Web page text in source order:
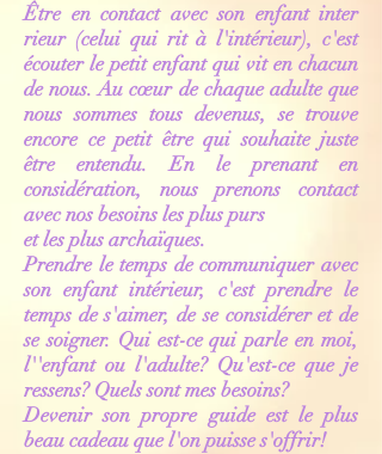
Être en contact avec son enfant inter
rieur (celui qui rit à l'intérieur), c'est
écouter le petit enfant qui vit en chacun
de nous. Aucœurde chaque adulte que
nous sommes tous devenus, se trouve
encore ce petit être qui souhaite juste
être entendu.En le prenant en
considération, nous prenons contact
avec nos besoins les plus purs
et les plusarchaïques.
Prendre le temps de communiquer avec
son enfant intérieur, c'est prendre le
temps de s'aimer, de se considérer et de
se soigner. Qui est-ce qui parle en moi,
l''enfant ou l'adulte? Qu'est-ce que je
ressens? Quels sont mes besoins?
Devenir son propre guide est le plus
beau cadeau que l'on puisse s'offrir!